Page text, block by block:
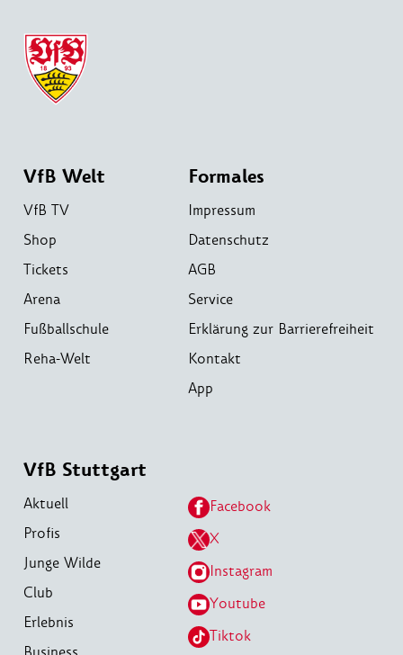
VfB Welt
VfB TV
Shop
Tickets
Arena
Fußballschule
Reha-Welt
Formales
Impressum
Datenschutz
AGB
Service
Erklärung zur Barrierefreiheit
Kontakt
App
VfB Stuttgart
Aktuell
Profis
Junge Wilde
Club
Erlebnis
Facebook
X
Instagram
Youtube
Tiktok